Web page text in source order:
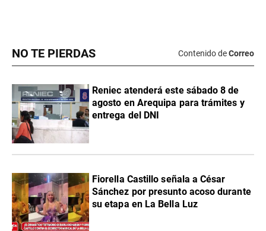
NO TE PIERDAS Contenido deCorreo
Reniec atenderá este sábado 8 de
agosto en Arequipa para trámites y
entrega del DNI
Fiorella Castillo señala a César
Sánchez por presunto acoso durante
su etapa en La Bella Luz